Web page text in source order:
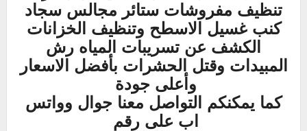
تنظيف مفروشات ستائر مجالس سجاد
كنب غسيل الاسطح وتنظيف الخزانات
الكشف عن تسريبات المياه رش
المبيدات وقتل الحشرات بأفضل الاسعار
وأعلى جودة
كما يمكنكم التواصل معنا جوال وواتس
اب على رقم